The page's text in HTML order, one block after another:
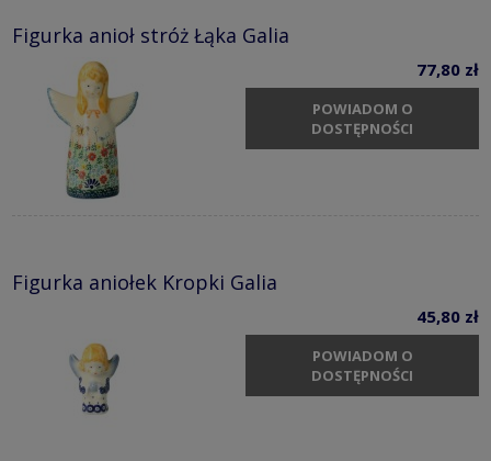
Figurka anioł stróż Łąka Galia
77,80 zł
POWIADOM O
DOSTĘPNOŚCI
Figurka aniołek Kropki Galia
45,80 zł
POWIADOM O
DOSTĘPNOŚCI